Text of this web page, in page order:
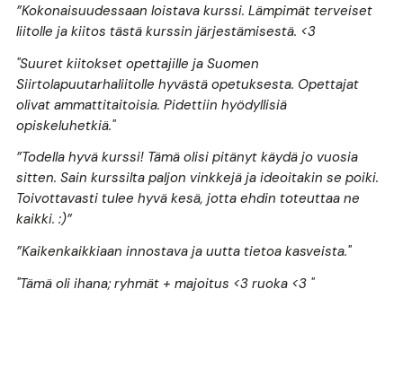
”Kokonaisuudessaan loistava kurssi. Lämpimät terveiset
liitolle ja kiitos tästä kurssin järjestämisestä. <3
"Suuret kiitokset opettajille ja Suomen
Siirtolapuutarhaliitolle hyvästä opetuksesta. Opettajat
olivat ammattitaitoisia. Pidettiin hyödyllisiä
opiskeluhetkiä."
”Todella hyvä kurssi! Tämä olisi pitänyt käydä jo vuosia
sitten. Sain kurssilta paljon vinkkejä ja ideoitakin se poiki.
Toivottavasti tulee hyvä kesä, jotta ehdin toteuttaa ne
kaikki. :)”
”Kaikenkaikkiaan innostava ja uutta tietoa kasveista."
"Tämä oli ihana; ryhmät + majoitus <3 ruoka <3 "